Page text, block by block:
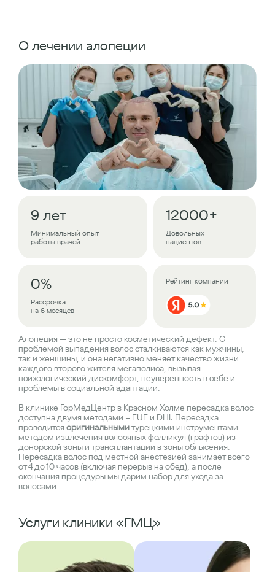
О лечении алопеции
9 лет
Минимальный опыт
работы врачей
0%
Рассрочка
на 6 месяцев
12000+
Довольных
пациентов
Рейтинг компании
Алопеция — это не просто косметический дефект. С
проблемой выпадения волос сталкиваются как мужчины,
так и женщины, и она негативно меняет качество жизни
каждого второго жителя мегаполиса, вызывая
психологический дискомфорт, неуверенность в себе и
проблемы в социальной адаптации.
В клинике ГорМедЦентр в Красном Холме пересадка волос
доступна двумя методами – FUE и DHI. Пересадка
проводится оригинальнымитурецкими инструментами
методом извлечения волосяных фолликул (графтов) из
донорской зоны и трансплантации в зоны облысения.
Пересадка волос под местной анестезией занимает всего
от 4 до 10 часов (включая перерыв на обед), а после
окончания процедуры мы дарим набор для ухода за
волосами
Услуги клиники «ГМЦ»